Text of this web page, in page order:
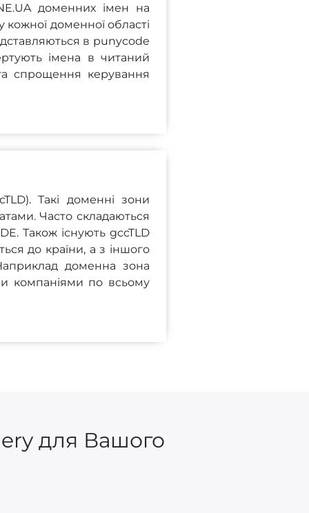
доменних імен на
кожної доменної області
в punycode
імена в читаний
спрощення керування
Такі доменні зони
Часто складаються
Також існують gccTLD
до країни, а з іншого
доменна зона
компаніями по всьому
для Вашого